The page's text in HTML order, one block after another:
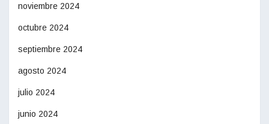
noviembre 2024
octubre 2024
septiembre 2024
agosto 2024
julio 2024
junio 2024